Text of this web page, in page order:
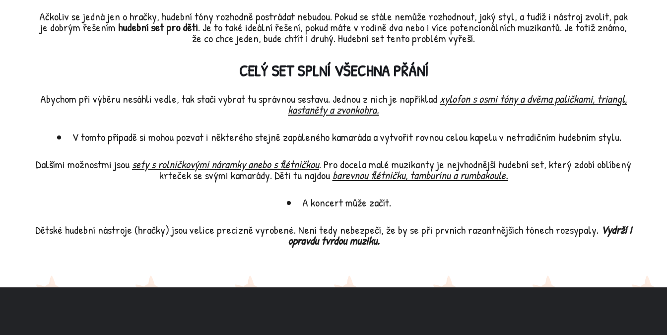
Ačkoliv se jedná jen o hračky, hudební tóny rozhodně postrádat nebudou. Pokud se stále nemůže rozhodnout, jaký styl, a tudíž i nástroj zvolit, pak
je dobrým řešením hudební set pro děti. Je to také ideální řešení, pokud máte v rodině dva nebo i více potencionálních muzikantů. Je totiž známo,
že co chce jeden, bude chtít i druhý. Hudební set tento problém vyřeší.
CELÝ SET SPLNÍ VŠECHNA PŘÁNÍ
Abychom při výběru nesáhli vedle, tak stačí vybrat tu správnou sestavu. Jednou z nich je například xylofon s osmi tóny a dvěma paličkami, triangl,
kastaněty a zvonkohra.
V tomto případě si mohou pozvat i některého stejně zapáleného kamaráda a vytvořit rovnou celou kapelu v netradičním hudebním stylu.
Dalšími možnostmi jsou sety s rolničkovými náramky anebo s flétničkou. Pro docela malé muzikanty je nejvhodnější hudební set, který zdobí oblíbený
krteček se svými kamarády. Děti tu najdou barevnou flétničku, tamburínu a rumbakoule.
A koncert může začít.
Dětské hudební nástroje (hračky) jsou velice precizně vyrobené. Není tedy nebezpečí, že by se při prvních razantnějších tónech rozsypaly. Vydrží i
opravdu tvrdou muziku.